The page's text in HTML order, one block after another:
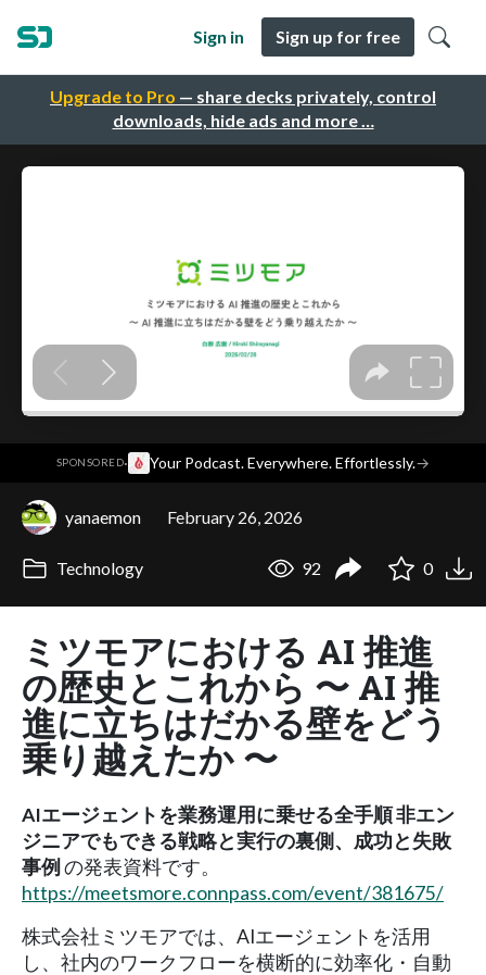
Upgrade to Pro — share decks privately, control
downloads, hide ads and more …
Sign in Sign up for free
SPONSORED· Your Podcast. Everywhere. Effortlessly.→
yanaemon February 26, 2026
Technology 92 0
ミツモアにおける AI 推進
の歴史とこれから 〜 AI 推
進に立ちはだかる壁をどう
乗り越えたか 〜
AIエージェントを業務運用に乗せる全手順 非エン
ジニアでもできる戦略と実行の裏側、成功と失敗
事例の発表資料です。
https://meetsmore.connpass.com/event/381675/
株式会社ミツモアでは、AIエージェントを活用
し、社内のワークフローを横断的に効率化・自動